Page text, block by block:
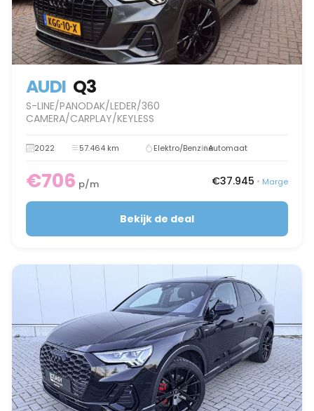
AUDI Q3
S-LINE/PANODAK/LEDER/360
CAMERA/CARPLAY/KEYLESS
2022 57.464 km Elektro/BenzineAutomaat
€706 p/m €37.945 • Marge
Bekijk de deal